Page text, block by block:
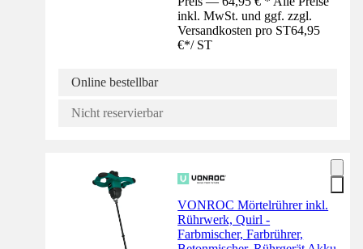
inkl. MwSt. und ggf. zzgl.
Versandkosten pro ST64,95
€*/ ST
Online bestellbar
Nicht reservierbar
VONROC Mörtelrührer inkl.
Rührwerk, Quirl -
Farbmischer, Farbrührer,